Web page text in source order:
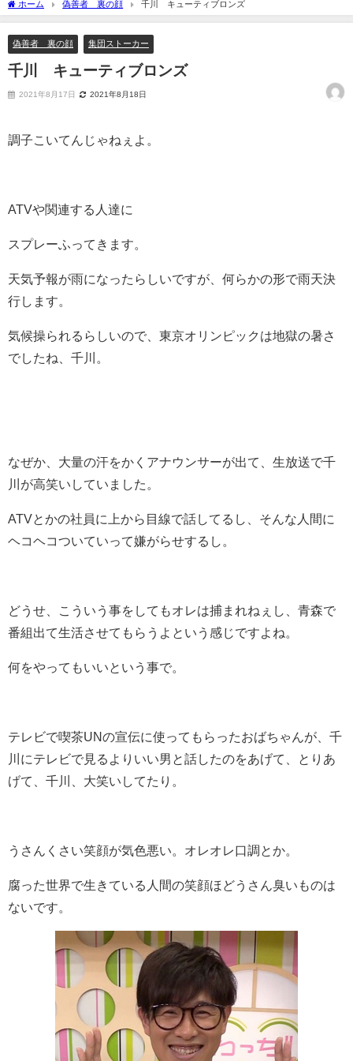
ホーム 偽善者 裏の顔 千川 キューティブロンズ
偽善者 裏の顔 集団ストーカー
千川 キューティブロンズ
2021年8月17日 2021年8月18日
調子こいてんじゃねぇよ。
ATVや関連する人達に
スプレーふってきます。
天気予報が雨になったらしいですが、何らかの形で雨天決
行します。
気候操られるらしいので、東京オリンピックは地獄の暑さ
でしたね、千川。
なぜか、大量の汗をかくアナウンサーが出て、生放送で千
川が高笑いしていました。
ATVとかの社員に上から目線で話してるし、そんな人間に
ヘコヘコついていって嫌がらせするし。
どうせ、こういう事をしてもオレは捕まれねぇし、青森で
番組出て生活させてもらうよという感じですよね。
何をやってもいいという事で。
テレビで喫茶UNの宣伝に使ってもらったおばちゃんが、千
川にテレビで見るよりいい男と話したのをあげて、とりあ
げて、千川、大笑いしてたり。
うさんくさい笑顔が気色悪い。オレオレ口調とか。
腐った世界で生きている人間の笑顔ほどうさん臭いものは
ないです。